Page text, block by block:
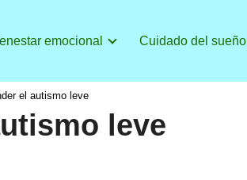
emocional Cuidado del sueño
el autismo leve
leve